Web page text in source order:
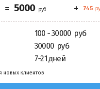
100 - 30000
30000
7-21 дней
новых клиентов